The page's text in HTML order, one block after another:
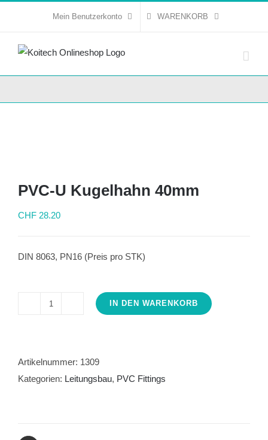
Mein Benutzerkonto WARENKORB
PVC-U Kugelhahn 40mm
CHF 28.20
DIN 8063, PN16 (Preis pro STK)
40mm
Menge
IN DEN WARENKORB
Artikelnummer: 1309
Kategorien: Leitungsbau, PVC Fittings